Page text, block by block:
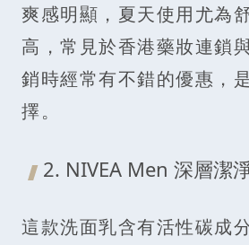
爽感明顯，夏天使用尤為
高，常見於香港藥妝連鎖
銷時經常有不錯的優惠，
擇。
2. NIVEA Men 深層潔
這款洗面乳含有活性碳成